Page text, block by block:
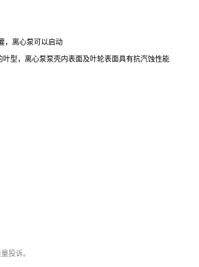
，离心泵可以启动
型，离心泵泵壳内表面及叶轮表面具有抗汽蚀性能
投诉。